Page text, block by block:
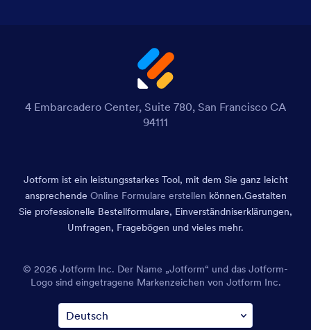
4 Embarcadero Center, Suite 780, San Francisco CA
94111
Jotform ist ein leistungsstarkes Tool, mit dem Sie ganz leicht
ansprechende Online Formulare erstellen können.Gestalten
Sie professionelle Bestellformulare, Einverständniserklärungen,
Umfragen, Fragebögen und vieles mehr.
© 2026 Jotform Inc. Der Name „Jotform“ und das Jotform-
Logo sind eingetragene Markenzeichen von Jotform Inc.